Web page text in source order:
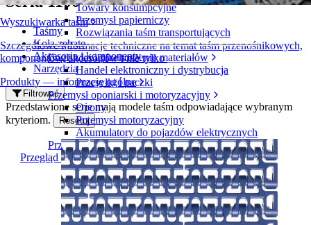
Wyszukiwarka taśm
Szczegółowe informacje techniczne na temat taśm przenośnikowych,
komponentów, akcesoriów i nie tylko
Produkty — informacje ogólne
Towary konsumpcyjne
Przemysł papierniczy
Rozwiązania taśm transportujących
Logistyka i przenoszenie materiałów
Handel elektroniczny i dystrybucja
Przesyłki i paczki
Przemysł oponiarski i motoryzacyjny
Opony
Przemysł motoryzacyjny
Akumulatory do pojazdów elektrycznych
Przemysł
Przegląd branż
Taśmy
Koła zębate
Akcesoria i komponenty
Narzędzia
Filtrować
Przedstawione serie mają modele taśm odpowiadające wybranym
kryteriom.
Resetuj